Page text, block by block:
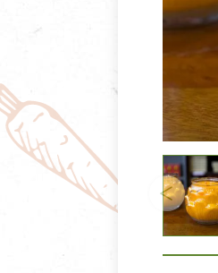
清潔/防蟲/薰香
廚房用具/家電/家飾